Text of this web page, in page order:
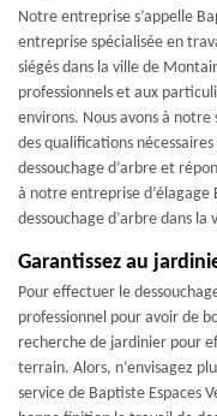
Notre entreprise s’appelle
entreprise spécialisée en
siégés dans la ville de
professionnels et aux
environs. Nous avons à
des qualifications
dessouchage d’arbre et
à notre entreprise d’élagage
dessouchage d’arbre dans
Garantissez au
Pour effectuer le
professionnel pour avoir de
recherche de jardinier pour
terrain. Alors, n’envisagez
service de Baptiste Espaces